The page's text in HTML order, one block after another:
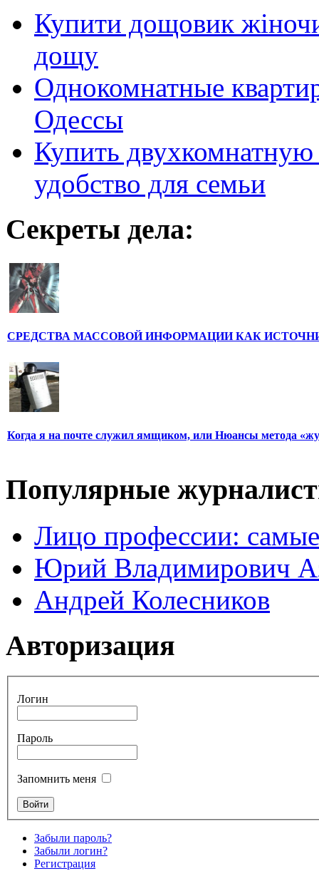
Купити дощовик
дощу
Однокомнатные
Одессы
Купить
удобство для семьи
Секреты дела:
СРЕДСТВА МАССОВОЙ ИНФОРМАЦИИ КАК
Когда я на почте служил ямщиком, или Нюансы метода
Популярные
Лицо профессии:
Юрий Владимирович
Андрей Колесников
Авторизация
Логин
Пароль
Запомнить меня
Забыли пароль?
Забыли логин?
Регистрация